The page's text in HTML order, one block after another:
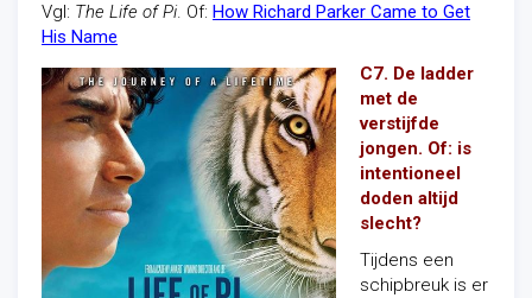
Vgl: The Life of Pi. Of: How Richard Parker Came to Get
His Name
C7. De ladder
met de
verstijfde
jongen. Of: is
intentioneel
doden altijd
slecht?
Tijdens een
schipbreuk is er